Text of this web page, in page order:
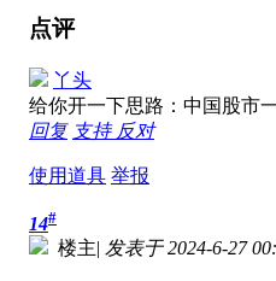
点评
丫头
给你开一下思路：中国股市
回复 支持 反对
使用道具 举报
14#
楼主| 发表于 2024-6-27